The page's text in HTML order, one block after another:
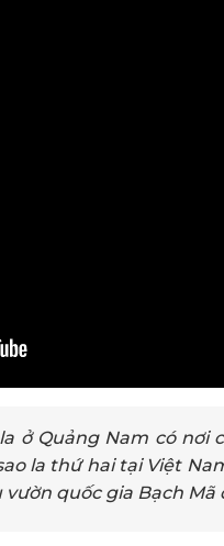
ở Quảng Nam có nơi
la thứ hai tại Việt
vườn quốc gia Bạch